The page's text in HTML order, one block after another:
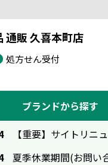
通販 久喜本町店
処方せん受付
ブランドから探す
【重要】サイトリニ
夏季休業期間(お問い